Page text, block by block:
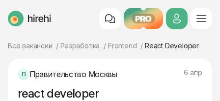
HireHi PRO
Все вакансии Разработка Frontend React Developer
Правительство Москвы 6 апр
react developer